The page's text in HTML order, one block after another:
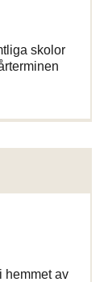
skolor
hemmet av